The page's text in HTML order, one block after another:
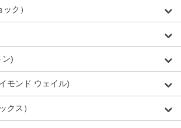
ク）
ン)
モンド ウェイル)
クス）